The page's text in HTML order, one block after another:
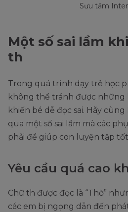
Sưu tầm
Một số sai lầm
th
Trong quá trình dạy trẻ học
không thể tránh được những
khiến bé dễ đọc sai. Hãy
qua một số sai lầm mà các
phải để giúp con luyện tập
Yêu cầu quá cao
Chữ th được đọc là “Thờ”
các em bị ngọng dẫn đến